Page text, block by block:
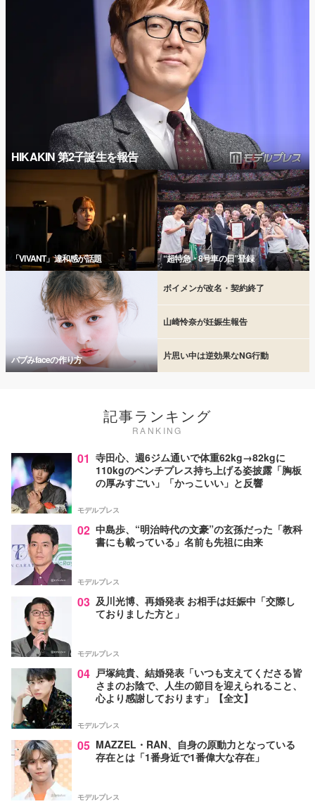
HIKAKIN 第2子誕生を報告
「VIVANT」違和感が話題 “超特急・8号車の日”登録
バブみfaceの作り方
ボイメンが改名・契約終了
山崎怜奈が妊娠生報告
片思い中は逆効果なNG行動
記事ランキング
RANKING
01 寺田心、週6ジム通いで体重62kg→82kgに
110kgのベンチプレス持ち上げる姿披露「胸板
の厚みすごい」「かっこいい」と反響
モデルプレス
02 中島歩、“明治時代の文豪”の玄孫だった「教科
書にも載っている」名前も先祖に由来
モデルプレス
03 及川光博、再婚発表 お相手は妊娠中「交際し
ておりました方と」
モデルプレス
04 戸塚純貴、結婚発表「いつも支えてくださる皆
さまのお陰で、人生の節目を迎えられること、
心より感謝しております」【全文】
モデルプレス
05 MAZZEL・RAN、自身の原動力となっている
存在とは「1番身近で1番偉大な存在」
モデルプレス